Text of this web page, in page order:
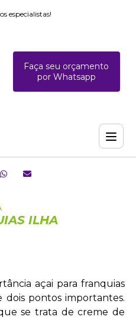
especialistas!
Faça seu orçamento
por Whatsapp
FRANQUIAS ILHA COMPRIDA
ILHA
açai para franquias
dois pontos importantes.
se trata de creme de